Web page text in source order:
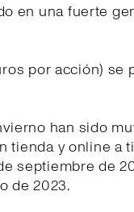
en una fuerte
por acción) se
han sido
tienda y online a
septiembre de
de 2023.